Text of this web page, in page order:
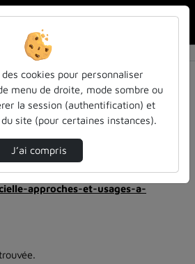
recherche
en retirer) :
et-conferences
Allemand
approches-et-usages-a-
approches-et-usages-a-
cookies pour personnaliser
menu de droite, mode sombre ou
la session (authentification) et
site (pour certaines instances).
J’ai compris